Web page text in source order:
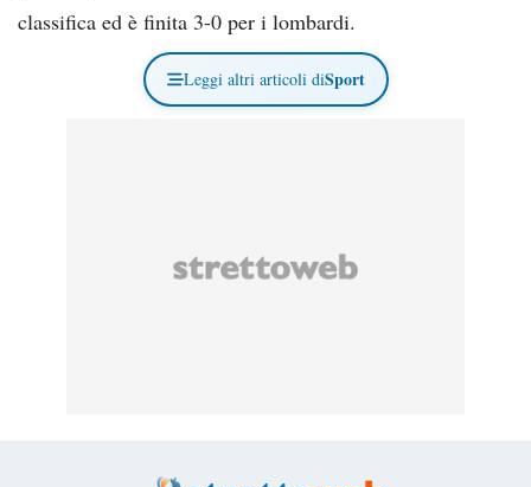
classifica ed è finita 3-0 per i lombardi.
Leggi altri articoli diSport